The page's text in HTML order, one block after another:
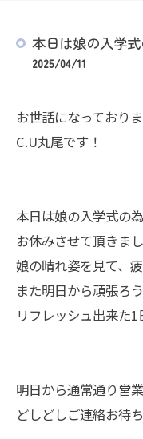
本日は娘の入学
2025/04/11
お世話になっており
C.U丸尾です！
本日は娘の入学式の為
お休みさせて頂きま
娘の晴れ姿を見て、
また明日から頑張ろ
リフレッシュ出来た1
明日から通常通り営
どしどしご連絡お待